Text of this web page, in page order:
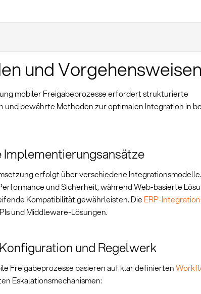
und
mobiler Freigabeprozesse erfordert strukturierte
und bewährte Methoden zur optimalen Integration in
Implementierungsansätze
erfolgt über verschiedene
und Sicherheit, während Web-basierte
Kompatibilität gewährleisten. Die ERP-Integration
und Middleware-Lösungen.
und Regelwerk
Freigabeprozesse basieren auf klar definierten
Eskalationsmechanismen: